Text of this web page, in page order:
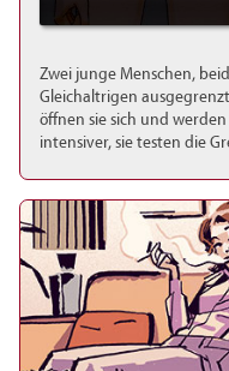
Zwei junge Menschen,
Gleichaltrigen
öffnen sie sich und
intensiver, sie testen die